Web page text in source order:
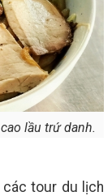
lầu trứ danh.
tour du lịch